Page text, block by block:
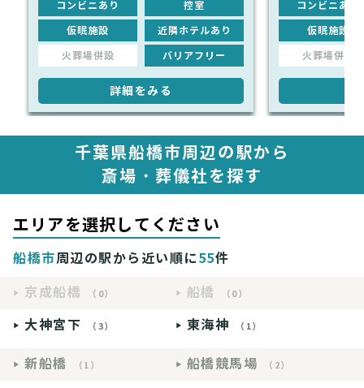
コンビニあり 控室
仮眠施設 近隣ホテルあり
火葬場併設 バリアフリー
詳細をみる
コンビニあり
仮眠施設
火葬場併設
千葉県船橋市周辺の駅から
斎場・葬儀社を探す
エリアを選択してください
船橋市周辺の駅から近い順に55件
京成船橋
（0） 船橋 （0）
大神宮下 （3） 東海神 （1）
新船橋 （1） 船橋競馬場 （2）